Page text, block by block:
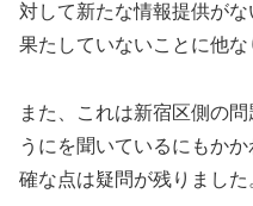
対して新たな情報提供が
果たしていないことに他な
また、これは新宿区側の
うにを聞いているにもか
確な点は疑問が残りました